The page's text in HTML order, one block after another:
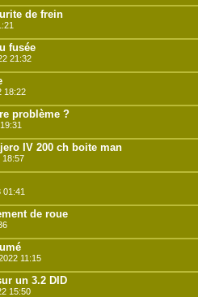
de frein
fusée
21:32
18:22
problème ?
IV 200 ch boite man
18:57
01:41
de roue
11:15
un 3.2 DID
15:50